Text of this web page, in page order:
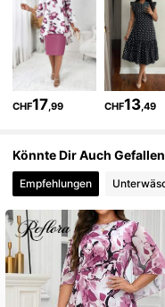
602K
4,79 602K
4,79 602K
4,79 602K
CHF17 ,99 CHF13 ,49
Könnte Dir Auch Gefallen
Empfehlungen